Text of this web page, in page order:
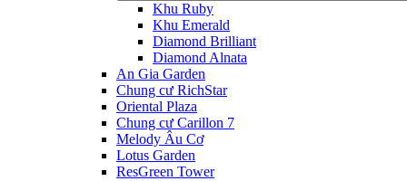
Khu Ruby
Khu Emerald
Diamond Brilliant
Diamond Alnata
An Gia Garden
Chung cư RichStar
Oriental Plaza
Chung cư Carillon 7
Melody Âu Cơ
Lotus Garden
ResGreen Tower